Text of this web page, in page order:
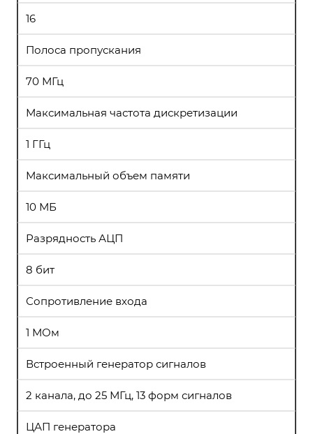
16
Полоса пропускания
70 МГц
Максимальная частота дискретизации
1 ГГц
Максимальный объем памяти
10 МБ
Разрядность АЦП
8 бит
Сопротивление входа
1 МОм
Встроенный генератор сигналов
2 канала, до 25 МГц, 13 форм сигналов
ЦАП генератора